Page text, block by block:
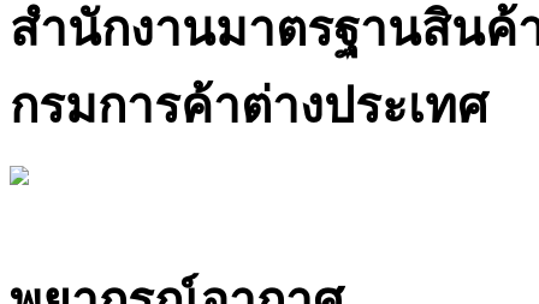
สำนักงานมาตรฐานสินค้
กรมการค้าต่างประเทศ